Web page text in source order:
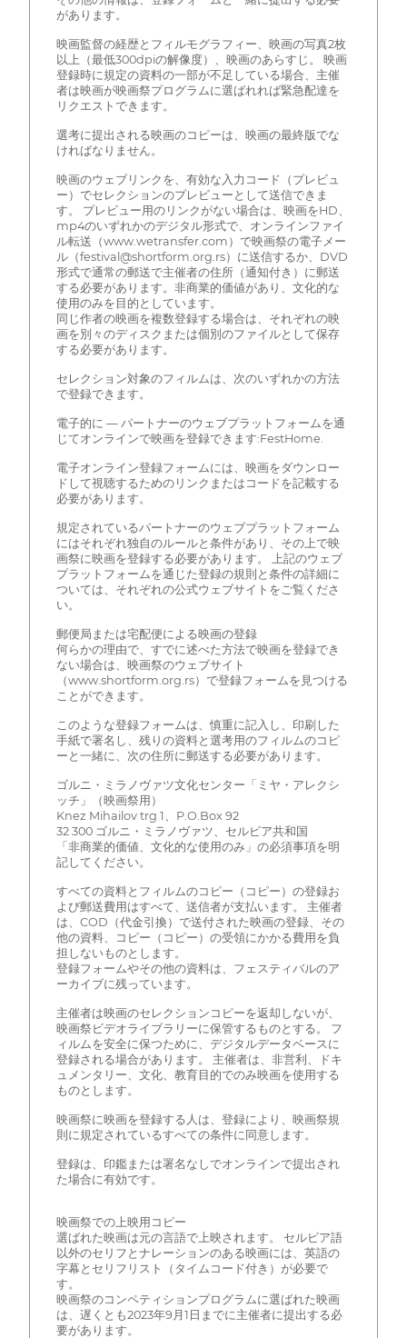
があります。
映画監督の経歴とフィルモグラフィー、映画の写真2枚
以上（最低300dpiの解像度）、映画のあらすじ。 映画
登録時に規定の資料の一部が不足している場合、主催
者は映画が映画祭プログラムに選ばれれば緊急配達を
リクエストできます。
選考に提出される映画のコピーは、映画の最終版でな
ければなりません。
映画のウェブリンクを、有効な入力コード（プレビュ
ー）でセレクションのプレビューとして送信できま
す。 プレビュー用のリンクがない場合は、映画をHD、
mp4のいずれかのデジタル形式で、オンラインファイ
ル転送（www.wetransfer.com）で映画祭の電子メー
ル（festival@shortform.org.rs）に送信するか、DVD
形式で通常の郵送で主催者の住所（通知付き）に郵送
する必要があります。非商業的価値があり、文化的な
使用のみを目的としています。
同じ作者の映画を複数登録する場合は、それぞれの映
画を別々のディスクまたは個別のファイルとして保存
する必要があります。
セレクション対象のフィルムは、次のいずれかの方法
で登録できます。
電子的に — パートナーのウェブプラットフォームを通
じてオンラインで映画を登録できます:FestHome.
電子オンライン登録フォームには、映画をダウンロー
ドして視聴するためのリンクまたはコードを記載する
必要があります。
規定されているパートナーのウェブプラットフォーム
にはそれぞれ独自のルールと条件があり、その上で映
画祭に映画を登録する必要があります。 上記のウェブ
プラットフォームを通じた登録の規則と条件の詳細に
ついては、それぞれの公式ウェブサイトをご覧くださ
い。
郵便局または宅配便による映画の登録
何らかの理由で、すでに述べた方法で映画を登録でき
ない場合は、映画祭のウェブサイト
（www.shortform.org.rs）で登録フォームを見つける
ことができます。
このような登録フォームは、慎重に記入し、印刷した
手紙で署名し、残りの資料と選考用のフィルムのコピ
ーと一緒に、次の住所に郵送する必要があります。
ゴルニ・ミラノヴァツ文化センター「ミヤ・アレクシ
ッチ」（映画祭用）
Knez Mihailov trg 1、P.O.Box 92
32 300 ゴルニ・ミラノヴァツ、セルビア共和国
「非商業的価値、文化的な使用のみ」の必須事項を明
記してください。
すべての資料とフィルムのコピー（コピー）の登録お
よび郵送費用はすべて、送信者が支払います。 主催者
は、COD（代金引換）で送付された映画の登録、その
他の資料、コピー（コピー）の受領にかかる費用を負
担しないものとします。
登録フォームやその他の資料は、フェスティバルのア
ーカイブに残っています。
主催者は映画のセレクションコピーを返却しないが、
映画祭ビデオライブラリーに保管するものとする。 フ
ィルムを安全に保つために、デジタルデータベースに
登録される場合があります。 主催者は、非営利、ドキ
ュメンタリー、文化、教育目的でのみ映画を使用する
ものとします。
映画祭に映画を登録する人は、登録により、映画祭規
則に規定されているすべての条件に同意します。
登録は、印鑑または署名なしでオンラインで提出され
た場合に有効です。
映画祭での上映用コピー
選ばれた映画は元の言語で上映されます。 セルビア語
以外のセリフとナレーションのある映画には、英語の
字幕とセリフリスト（タイムコード付き）が必要で
す。
映画祭のコンペティションプログラムに選ばれた映画
は、遅くとも2023年9月1日までに主催者に提出する必
要があります。